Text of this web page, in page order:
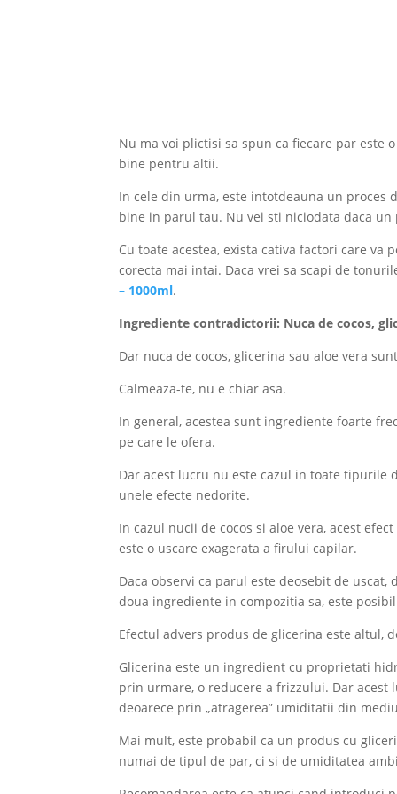
Nu ma voi plictisi sa spun ca fiecare par este
bine pentru altii.
In cele din urma, este intotdeauna un proces
bine in parul tau. Nu vei sti niciodata daca
Cu toate acestea, exista cativa factori care
corecta mai intai. Daca vrei sa scapi de
– 1000ml.
Ingrediente contradictorii: Nuca de cocos,
Dar nuca de cocos, glicerina sau aloe vera
Calmeaza-te, nu e chiar asa.
In general, acestea sunt ingrediente foarte
pe care le ofera.
Dar acest lucru nu este cazul in toate tipurile
unele efecte nedorite.
In cazul nucii de cocos si aloe vera, acest
este o uscare exagerata a firului capilar.
Daca observi ca parul este deosebit de
doua ingrediente in compozitia sa, este
Efectul advers produs de glicerina este altul,
Glicerina este un ingredient cu proprietati
prin urmare, o reducere a frizzului. Dar
deoarece prin „atragerea” umiditatii din
Mai mult, este probabil ca un produs cu
numai de tipul de par, ci si de umiditatea